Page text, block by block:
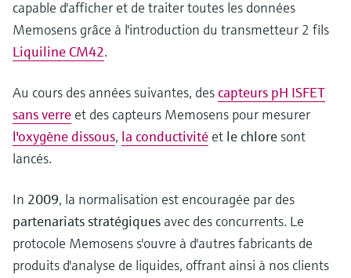
capable d'afficher et de traiter toutes les données
Memosens grâce à l'introduction du transmetteur 2 fils
Liquiline CM42.
Au cours des années suivantes, descapteurs pH ISFET
sans verre et des capteurs Memosens pour mesurer
l'oxygène dissous, la conductivité et le chloresont
lancés.
In 2009, la normalisation est encouragée par des
partenariats stratégiques avec des concurrents. Le
protocole Memosens s'ouvre à d'autres fabricants de
produits d'analyse de liquides, offrant ainsi à nos clients